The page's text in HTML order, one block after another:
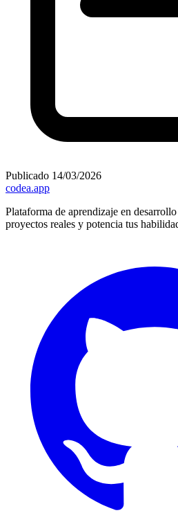
Publicado 14/03/2026
codea.app
Plataforma de aprendizaje en
proyectos reales y potencia tus